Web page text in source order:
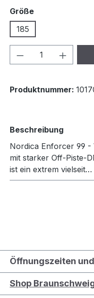
Größeauswählen
185
Produkt
Produktnummer:
Beschreibung
Nordica Enforcer 99 -
mit starker Off-Piste-
ist ein extrem vielseit…
Öffnungszeiten
Shop